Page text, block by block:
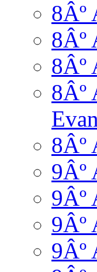
8Âº
8Âº
8Âº
8Âº
8Âº
9Âº
9Âº
9Âº
9Âº